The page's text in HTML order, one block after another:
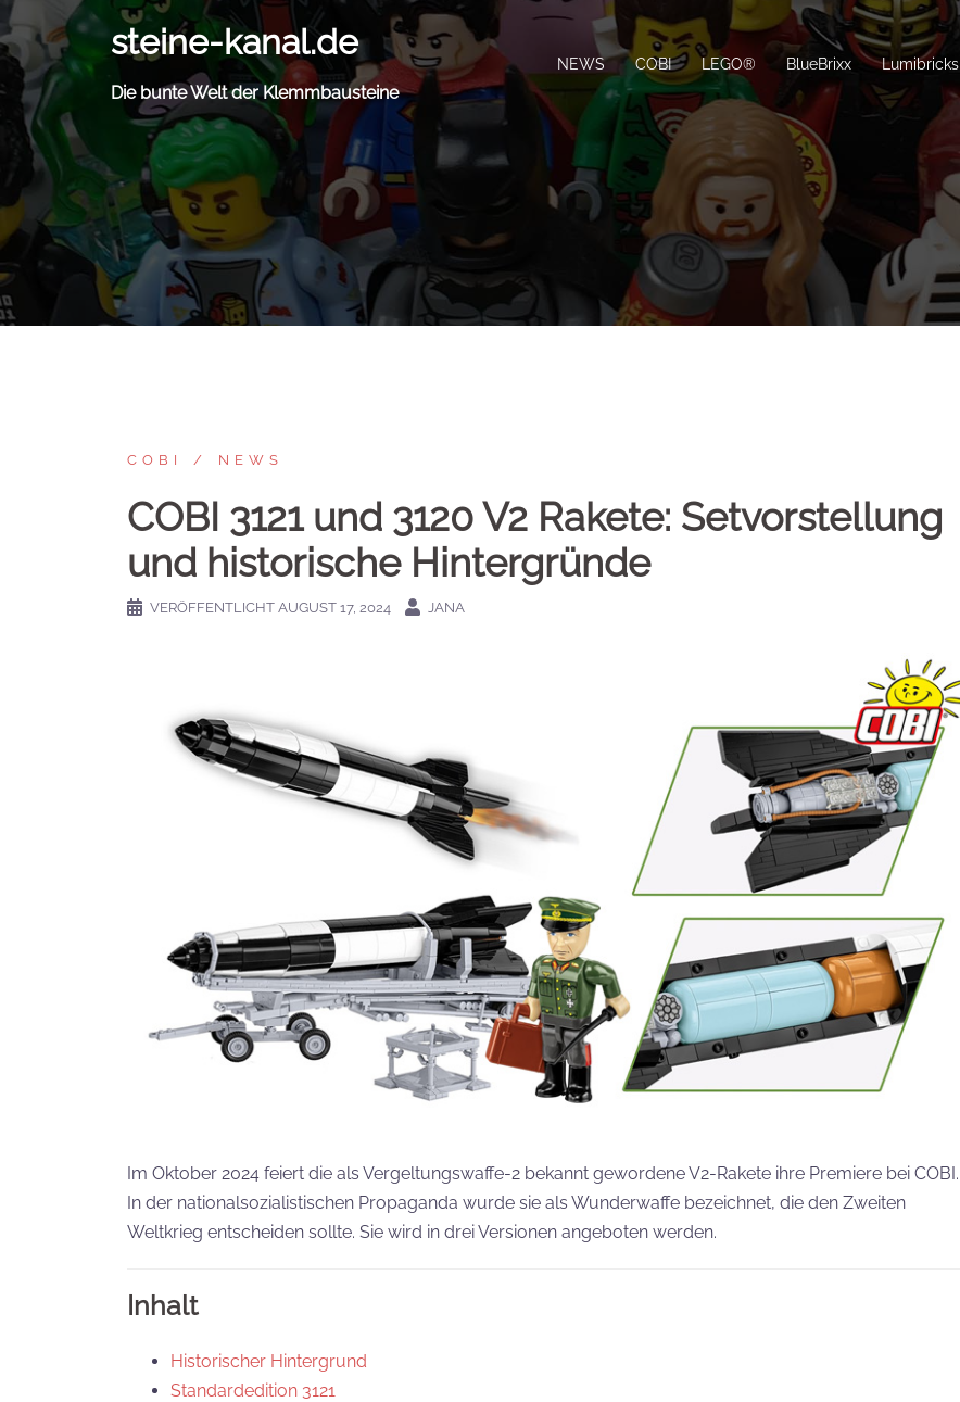
Zum
Inhalt
springen
steine-kanal.de
Die bunte Welt der Klemmbausteine
NEWS COBI LEGO® BlueBrixx Lumibricks
COBI NEWS
COBI 3121 und 3120 V2 Rakete: Setvorstellung
und historische Hintergründe
VERÖFFENTLICHT AUGUST 17, 2024 JANA
Im Oktober 2024 feiert die als Vergeltungswaffe-2 bekannt gewordene V2-Rakete ihre Premiere bei COBI.
In der nationalsozialistischen Propaganda wurde sie als Wunderwaffe bezeichnet, die den Zweiten
Weltkrieg entscheiden sollte. Sie wird in drei Versionen angeboten werden.
Inhalt
Historischer Hintergrund
Standardedition 3121